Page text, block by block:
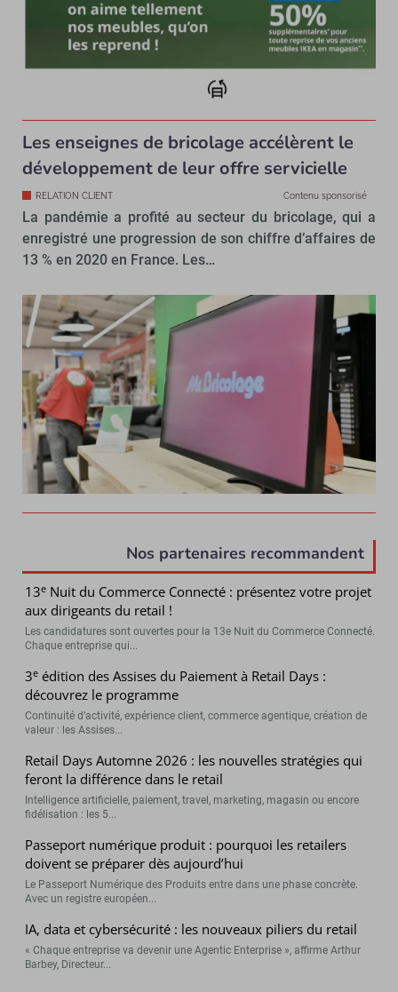
Les enseignes de bricolage accélèrent le
développement de leur offre servicielle
RELATION CLIENT Contenu sponsorisé
La pandémie a profité au secteur du bricolage, qui a
enregistré une progression de son chiffre d’affaires de
13 % en 2020 en France. Les…
Nos partenaires recommandent
13e Nuit du Commerce Connecté : présentez votre projet
aux dirigeants du retail !
Les candidatures sont ouvertes pour la 13e Nuit du Commerce Connecté.
Chaque entreprise qui...
3e édition des Assises du Paiement à Retail Days :
découvrez le programme
Continuité d’activité, expérience client, commerce agentique, création de
valeur : les Assises...
Retail Days Automne 2026 : les nouvelles stratégies qui
feront la différence dans le retail
Intelligence artificielle, paiement, travel, marketing, magasin ou encore
fidélisation : les 5...
Passeport numérique produit : pourquoi les retailers
doivent se préparer dès aujourd’hui
Le Passeport Numérique des Produits entre dans une phase concrète.
Avec un registre européen...
IA, data et cybersécurité : les nouveaux piliers du retail
« Chaque entreprise va devenir une Agentic Enterprise », affirme Arthur
Barbey, Directeur...